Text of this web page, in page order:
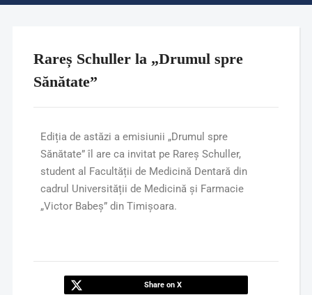
Rareș Schuller la „Drumul spre
Sănătate”
Ediția de astăzi a emisiunii „Drumul spre
Sănătate” îl are ca invitat pe Rareș Schuller,
student al Facultății de Medicină Dentară din
cadrul Universității de Medicină și Farmacie
„Victor Babeș” din Timișoara.
Share on X